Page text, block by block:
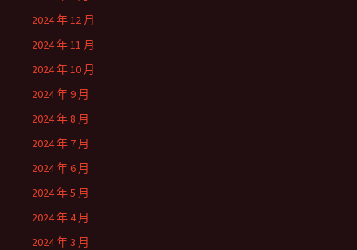
2024 年 12 月
2024 年 11 月
2024 年 10 月
2024 年 9 月
2024 年 8 月
2024 年 7 月
2024 年 6 月
2024 年 5 月
2024 年 4 月
2024 年 3 月